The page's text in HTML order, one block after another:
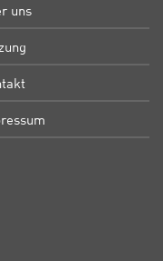
uns